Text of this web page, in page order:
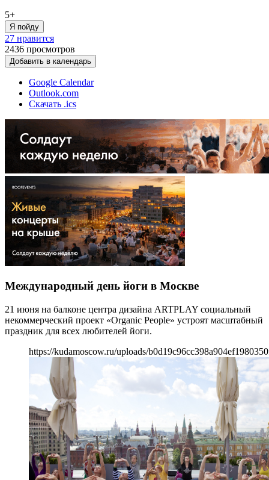
5+
Я пойду
27 нравится
2436 просмотров
Добавить в календарь
Google Calendar
Outlook.com
Скачать .ics
Международный день йоги в Москве
21 июня на балконе центра дизайна ARTPLAY социальный
некоммерческий проект «Organic People» устроят масштабный
праздник для всех любителей йоги.
https://kudamoscow.ru/uploads/